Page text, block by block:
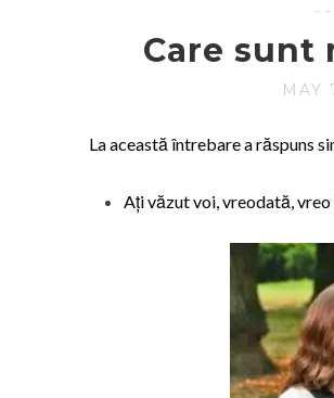
Care sunt
MAY
La această întrebare a răspuns
Ați văzut voi, vreodată,